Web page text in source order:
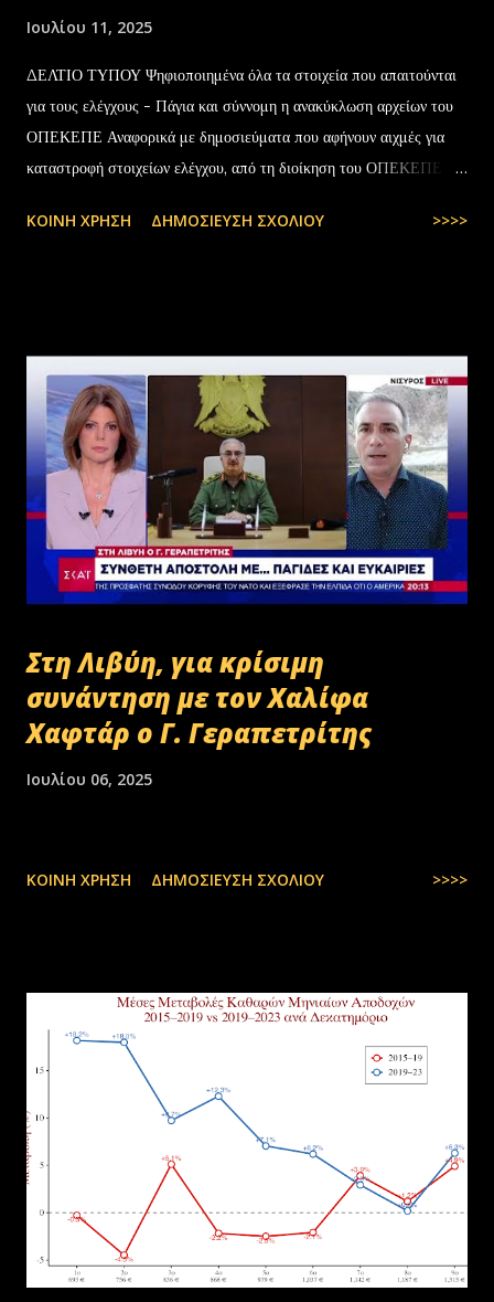
Ιουλίου 11, 2025
ΔΕΛΤΙΟ ΤΥΠΟΥ Ψηφιοποιημένα όλα τα στοιχεία που απαιτούνται
για τους ελέγχους - Πάγια και σύννομη η ανακύκλωση αρχείων του
ΟΠΕΚΕΠΕ Αναφορικά με δημοσιεύματα που αφήνουν αιχμές για
καταστροφή στοιχείων ελέγχου, από τη διοίκηση του ΟΠΕΚΕΠΕ
εστάλη προς ανακύκλωση στις 10-07-2025 στην Θεσσαλονίκη,
αποστολή των Πινάκων αρχείων Καταστρεπτέων Υλικών της ΠΔ
Μακεδονίας-Θράκης και ολοκληρώθηκε με το υπ.αρ.πρωτ.
23412/02-07-2025 έγγραφο της ΑΑΔΕ και το από 10-07-2025
πρωτόκολλο παράδοσης υλικών μεταξύ της ΑΑΔΕ-Γενική Δ/νση
Τελωνείων-Τμήμα Διαχείρισης Δημόσιου Υλικού και της
συνεργαζόμενης με αυτήν εταιρείας ανακύκλωσης. Διευκρινίζεται ότι
στο αρχείο αυτό δεν συμπεριλαμβάνονταν αρχειακό υλικό που είχε
κοινοποιηθεί ότι ελέγχεται και στο ψηφιακό αρχείο του ΟΠΕΚΕΠ...
ΚΟΙΝΉ ΧΡΉΣΗ ΔΗΜΟΣΊΕΥΣΗ ΣΧΟΛΊΟΥ >>>>
Στη Λιβύη, για κρίσιμη
συνάντηση με τον Χαλίφα
Χαφτάρ ο Γ. Γεραπετρίτης
Ιουλίου 06, 2025
ΚΟΙΝΉ ΧΡΉΣΗ ΔΗΜΟΣΊΕΥΣΗ ΣΧΟΛΊΟΥ >>>>